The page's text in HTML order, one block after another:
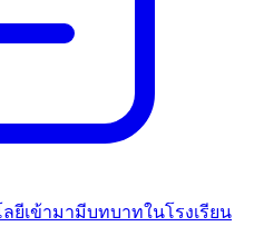
ยีเข้ามามีบทบาทในโรงเรียน